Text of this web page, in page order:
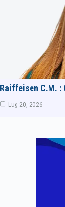
Raiffeisen C.M. :
Lug 20, 2026